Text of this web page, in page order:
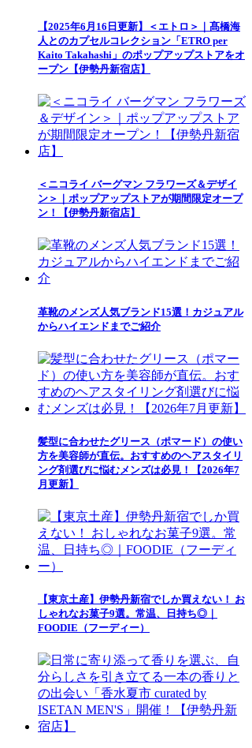
【2025年6月16日更新】＜エトロ＞｜髙橋海
人とのカプセルコレクション「ETRO per
Kaito Takahashi」のポップアップストアをオ
ープン【伊勢丹新宿店】
＜ニコライ バーグマン フラワーズ＆デザイ
ン＞｜ポップアップストアが期間限定オープ
ン！【伊勢丹新宿店】
革靴のメンズ人気ブランド15選！カジュアル
からハイエンドまでご紹介
髪型に合わせたグリース（ポマード）の使い
方を美容師が直伝。おすすめのヘアスタイリ
ング剤選びに悩むメンズは必見！【2026年7
月更新】
【東京土産】伊勢丹新宿でしか買えない！ お
しゃれなお菓子9選。常温、日持ち◎｜
FOODIE（フーディー）